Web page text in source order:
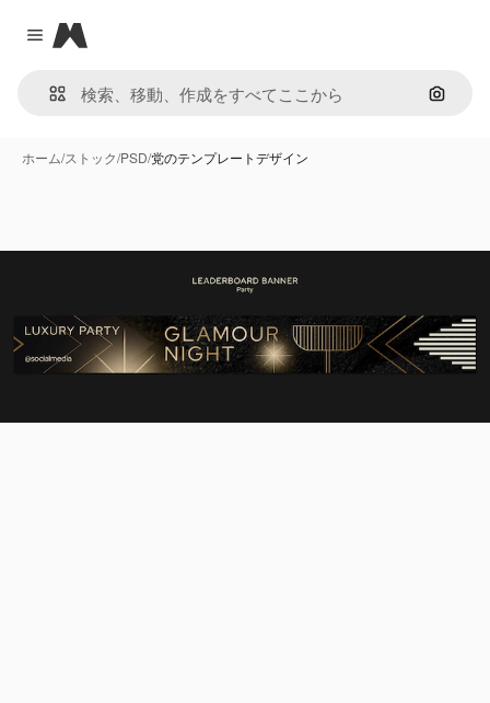
Close menu
Magnific
画像で
ホーム/ストック/PSD/党のテンプレートデザイン